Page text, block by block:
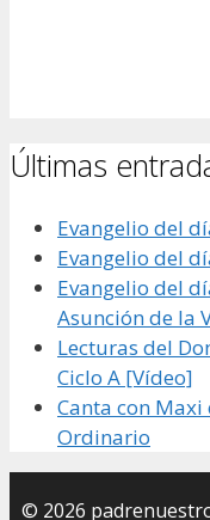
Últimas
Evangelio del
Evangelio del
Evangelio del
Asunción de la
Lecturas del
Ciclo A [Vídeo]
Canta con
Ordinario
© 2026